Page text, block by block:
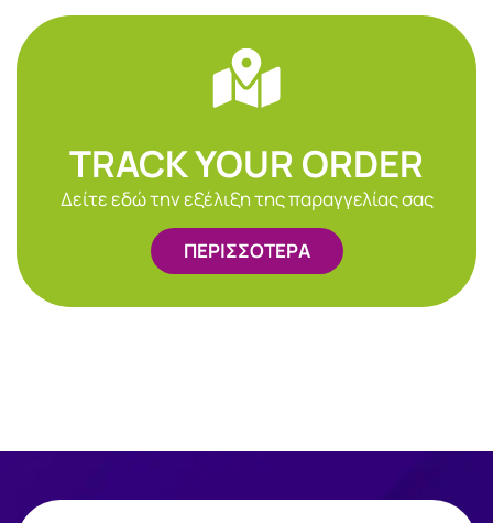
TRACK YOUR ORDER
Δείτε εδώ την εξέλιξη της παραγγελίας σας
ΠΕΡΙΣΣΟΤΕΡΑ